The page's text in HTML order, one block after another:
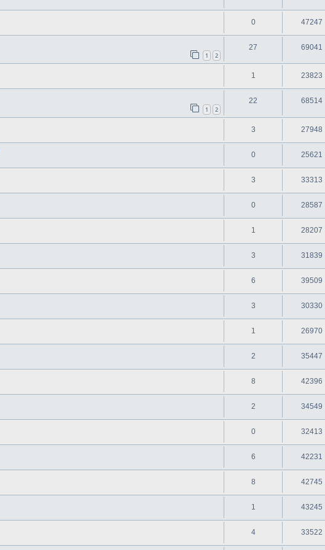
0 47247
1 2
27 69041
1 23823
1 2
22 68514
3 27948
0 25621
3 33313
0 28587
1 28207
3 31839
6 39509
3 30330
1 26970
2 35447
8 42396
2 34549
0 32413
6 42231
8 42745
1 43245
4 33522